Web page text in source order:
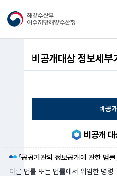
비공개대상 정보세부
비공개
「공공기관의 정보공개에 관한 법률
다른 법률 또는 법률에서 위임한 명령